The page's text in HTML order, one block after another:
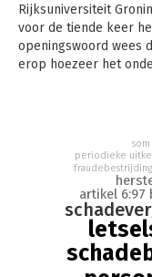
Rijksuniversiteit
voor de tiende keer
openingswoord wees
erop hoezeer het
mogelijkheden van
schadevergoeding?
primair, om herstel?,
Prof. mr. M.A. Loth
Over de vergoeding
om dat het
artikel 6:97
fraudebestrijding
periodieke